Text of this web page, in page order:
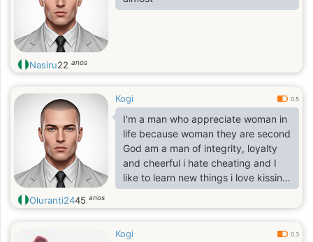
Nasiru22 anos
Kogi 0.5
I'm a man who appreciate woman in
life because woman they are second
God am a man of integrity, loyalty
and cheerful i hate cheating and I
like to learn new things i love kissing
and hugs
Oluranti2445 anos
Kogi 0.3